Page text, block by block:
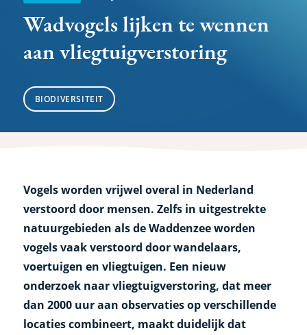
Wadvogels lijken te wennen
aan vliegtuigverstoring
BIODIVERSITEIT
Vogels worden vrijwel overal in Nederland
verstoord door mensen. Zelfs in uitgestrekte
natuurgebieden als de Waddenzee worden
vogels vaak verstoord door wandelaars,
voertuigen en vliegtuigen. Een nieuw
onderzoek naar vliegtuigverstoring, dat meer
dan 2000 uur aan observaties op verschillende
locaties combineert, maakt duidelijk dat